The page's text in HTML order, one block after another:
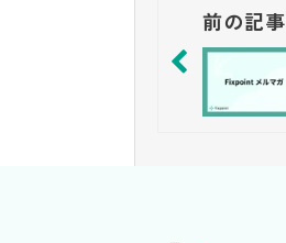
前の記事